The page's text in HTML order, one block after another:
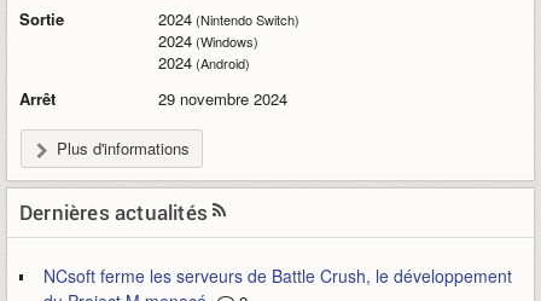
Sortie
2024(Nintendo Switch)
2024(Windows)
2024(Android)
Arrêt 29 novembre 2024
Plus d'informations
Dernières actualités
NCsoft ferme les serveurs de Battle Crush, le développement